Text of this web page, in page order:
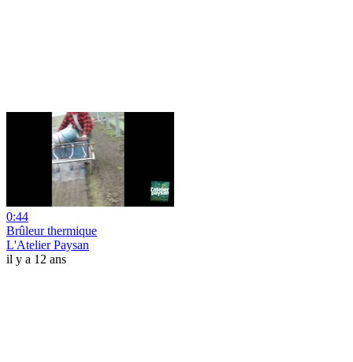
0:44
Brûleur thermique
L'Atelier Paysan
il y a 12 ans